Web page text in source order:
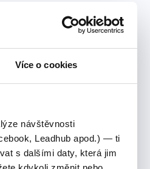
Více o cookies
návštěvnosti
Leadhub apod.) — ti
s dalšími daty, která jim